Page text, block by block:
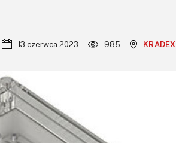
13 czerwca 2023 985 KRADEX